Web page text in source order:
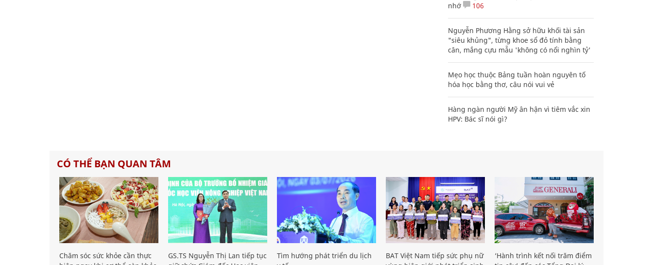
nhớ
106
Nguyễn Phương Hằng sở hữu khối tài sản
"siêu khủng", từng khoe sổ đỏ tính bằng
cân, mắng cựu mẫu 'không có nổi nghìn tỷ'
Mẹo học thuộc Bảng tuần hoàn nguyên tố
hóa học bằng thơ, câu nói vui vẻ
Hàng ngàn người Mỹ ân hận vì tiêm vắc xin
HPV: Bác sĩ nói gì?
CÓ THỂ BẠN QUAN TÂM
Chăm sóc sức khỏe cần thực
GS.TS Nguyễn Thị Lan tiếp tục
Tìm hướng phát triển du lịch
BAT Việt Nam tiếp sức phụ nữ
‘Hành trình kết nối trăm điểm